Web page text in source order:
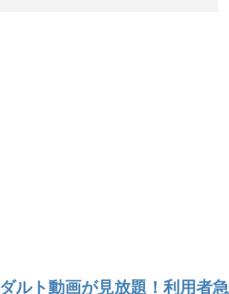
ルト動画が見放題！利用者急